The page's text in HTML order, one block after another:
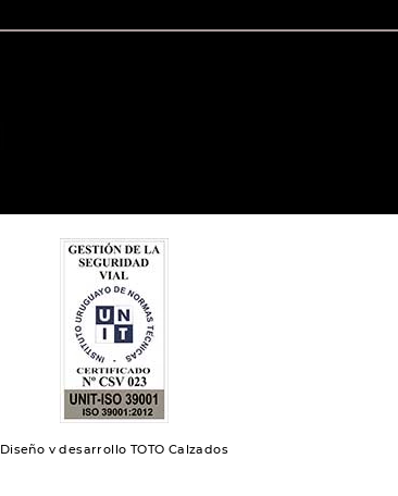
Diseño y desarrollo TOTO Calzados